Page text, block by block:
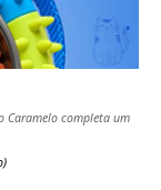
Caramelo completa um